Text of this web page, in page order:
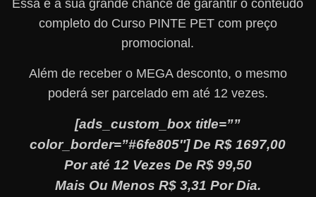
Essa é a sua grande chance de garantir o conteúdo
completo do Curso PINTE PET com preço
promocional.
Além de receber o MEGA desconto, o mesmo
poderá ser parcelado em até 12 vezes.
[ads_custom_box title=””
color_border=”#6fe805″] De R$ 1697,00
Por até 12 Vezes De R$ 99,50
Mais Ou Menos R$ 3,31 Por Dia.